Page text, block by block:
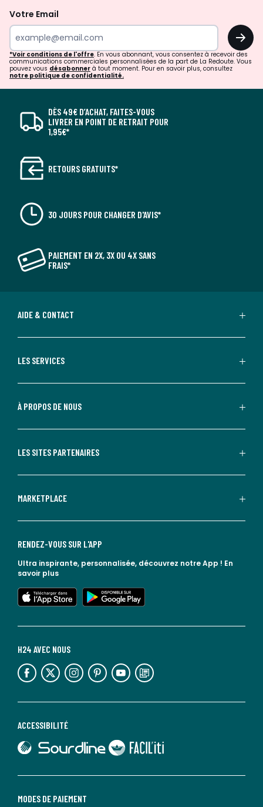
Votre Email
OK
*Voir conditions de l'offre. En vous abonnant, vous consentez à recevoir des
communications commerciales personnalisées de la part de La Redoute. Vous
pouvez vous désabonner à tout moment. Pour en savoir plus, consultez
notre politique de confidentialité.
DÈS 49€ D’ACHAT, FAITES-VOUS
LIVRER EN POINT DE RETRAIT POUR
1,95€*
RETOURS GRATUITS*
30 JOURS POUR CHANGER D'AVIS*
PAIEMENT EN 2X, 3X OU 4X SANS
FRAIS*
AIDE & CONTACT
LES SERVICES
À PROPOS DE NOUS
LES SITES PARTENAIRES
MARKETPLACE
MODES DE PAIEMENT
ACCESSIBILITÉ
lien vers Faciliti
H24 AVEC NOUS
lien vers l'espace réseaux sociaux lien vers l'espace réseaux sociaux lien vers l'espace réseaux sociaux lien vers l'espace réseaux sociaux lien vers l'espace réseaux sociaux lien vers le blog la redoute
RENDEZ-VOUS SUR L'APP
Ultra inspirante, personnalisée, découvrez notre App ! En
savoir plus
lien vers l'app store
lien vers google play